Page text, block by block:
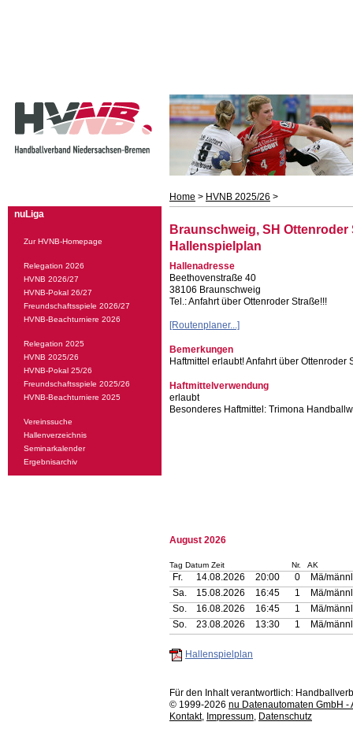
Home > HVNB 2025/26 >
nuLiga
Zur HVNB-Homepage
Relegation 2026
HVNB 2026/27
HVNB-Pokal 26/27
Freundschaftsspiele 2026/27
HVNB-Beachturniere 2026
Relegation 2025
HVNB 2025/26
HVNB-Pokal 25/26
Freundschaftsspiele 2025/26
HVNB-Beachturniere 2025
Vereinssuche
Hallenverzeichnis
Seminarkalender
Ergebnisarchiv
Braunschweig, SH Ottenroder
Hallenspielplan
Hallenadresse
Beethovenstraße 40
38106 Braunschweig
Tel.: Anfahrt über Ottenroder Straße!!!
[Routenplaner...]
Bemerkungen
Haftmittel erlaubt! Anfahrt über Ottenroder
Haftmittelverwendung
erlaubt
Besonderes Haftmittel: Trimona
August 2026
Tag Datum Zeit Nr. AK
Fr. 14.08.2026 20:00 0
Mä/
Sa.
15.08.2026 16:45 1
Mä/
So.
16.08.2026 16:45 1
Mä/
So.
23.08.2026 13:30 1 Mä/
Hallenspielplan
Für den Inhalt verantwortlich:
© 1999-2026 nu Datenautomaten GmbH
Kontakt, Impressum, Datenschutz